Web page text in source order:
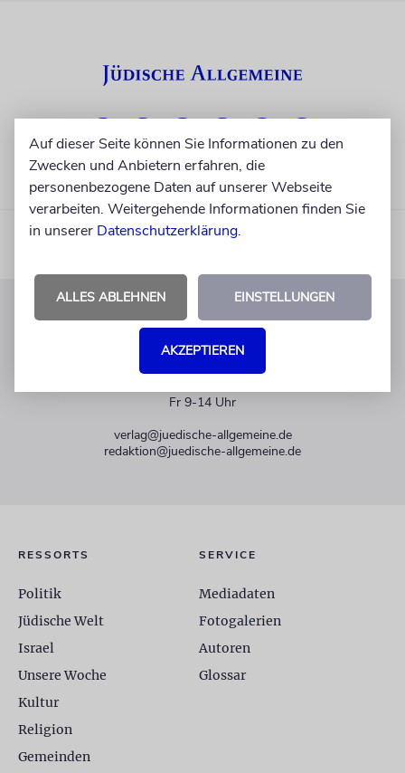
KUNDENSERVICE
Fr 9-14 Uhr
verlag@juedische-allgemeine.de
redaktion@juedische-allgemeine.de
RESSORTS
Politik
Jüdische Welt
Israel
Unsere Woche
Kultur
Religion
Gemeinden
SERVICE
Mediadaten
Fotogalerien
Autoren
Glossar
Auf dieser Seite können Sie Informationen zu den
Zwecken und Anbietern erfahren, die
personenbezogene Daten auf unserer Webseite
verarbeiten. Weitergehende Informationen finden Sie
in unserer Datenschutzerklärung.
ALLES ABLEHNEN EINSTELLUNGEN
AKZEPTIEREN